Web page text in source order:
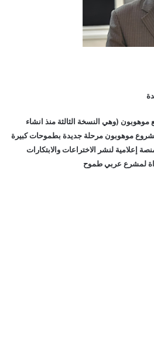
موهوبون (وهي النسخة الثالثة منذ انشاء
2007) يدخل مشروع موهوبون مرحلة جديدة بطموحات كبيرة
إعلامية لنشر الاختراعات والابتكارات
لمشرع عربي طموح